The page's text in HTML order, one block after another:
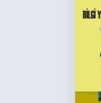
Off-Campus